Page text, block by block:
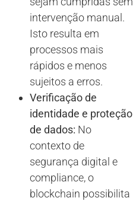
intervenção manual.
Isto resulta em
processos mais
rápidos e menos
sujeitos a erros.
Verificação de
identidade e proteção
de dados: No
contexto de
segurança digital e
compliance, o
blockchain possibilita